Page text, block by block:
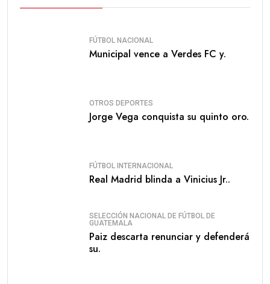
FÚTBOL NACIONAL
Municipal vence a Verdes FC y.
OTROS DEPORTES
Jorge Vega conquista su quinto oro.
FÚTBOL INTERNACIONAL
Real Madrid blinda a Vinicius Jr..
SELECCIÓN NACIONAL DE FÚTBOL DE
GUATEMALA
Paiz descarta renunciar y defenderá
su.